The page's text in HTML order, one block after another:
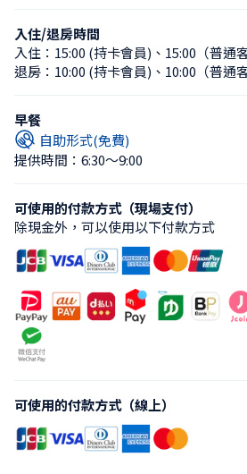
入住/退房時間
入住： 15:00 (持卡會員) 、 15:00（普通
退房： 10:00 (持卡會員) 、 10:00（普通
早餐
自助形式(免費)
提供時間：6:30〜9:00
可使用的付款方式（現場支付）
除現金外，可以使用以下付款方式
可使用的付款方式（線上）